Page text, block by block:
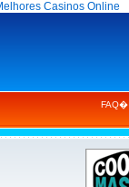
Casinos Online
FAQ